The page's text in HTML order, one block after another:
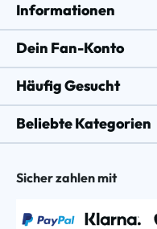
Informationen
Dein Fan-Konto
Häufig Gesucht
Beliebte Kategorien
Sicher zahlen mit